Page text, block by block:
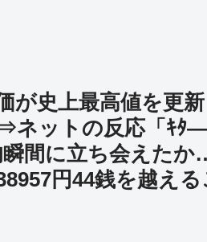
が史上最高値を更
⇒ネットの反応
に立ち会えたか
円44銭を越える